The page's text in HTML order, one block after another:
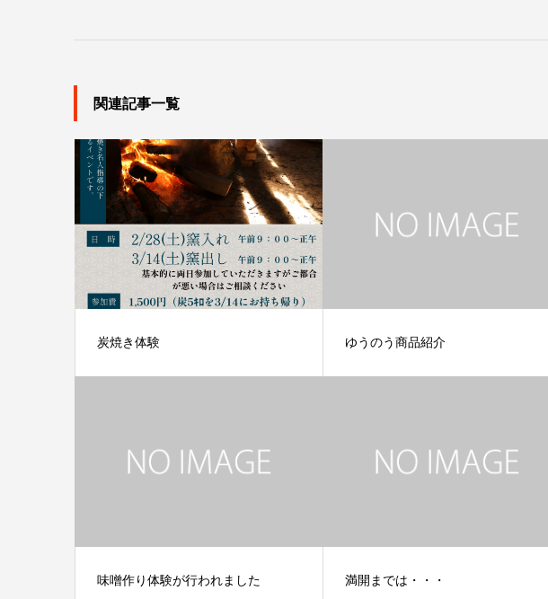
関連記事一覧
炭焼き体験 ゆうのう商品紹介
味噌作り体験が行われました 満開までは・・・